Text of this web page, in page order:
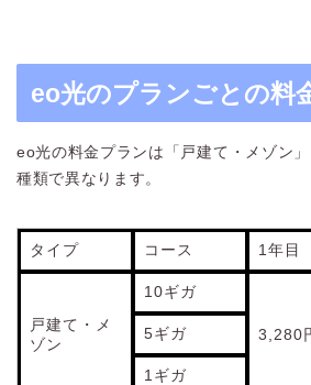
eo光のプランごとの料
eo光の料金プランは「戸建て・メゾン
種類で異なります。
タイプ コース 1年目
戸建て・メ
ゾン
10ギガ
3,280
5ギガ
1ギガ